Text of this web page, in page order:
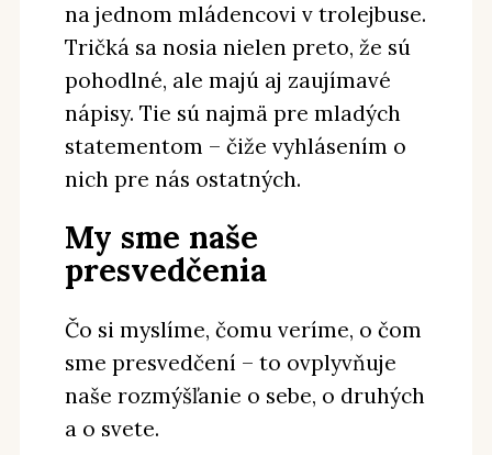
na jednom mládencovi v trolejbuse.
Tričká sa nosia nielen preto, že sú
pohodlné, ale majú aj zaujímavé
nápisy. Tie sú najmä pre mladých
statementom – čiže vyhlásením o
nich pre nás ostatných.
My sme naše
presvedčenia
Čo si myslíme, čomu veríme, o čom
sme presvedčení – to ovplyvňuje
naše rozmýšľanie o sebe, o druhých
a o svete.